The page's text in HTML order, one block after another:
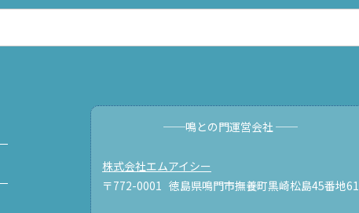
──鳴との門運営会社 ──
株式会社エムアイシー
〒772-0001 徳島県鳴門市撫養町黒崎松島45番地61